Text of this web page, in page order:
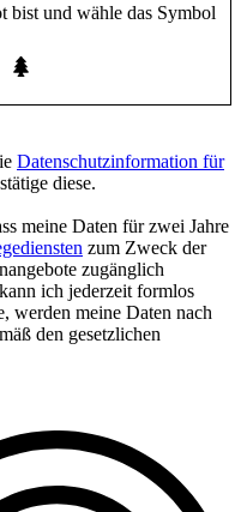
bist und wähle das Symbol
Datenschutzinformation für
diese.
meine Daten für zwei Jahre
zum Zweck der
zugänglich
ich jederzeit formlos
werden meine Daten nach
den gesetzlichen